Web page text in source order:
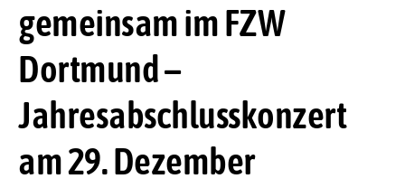
gemeinsam im FZW
Dortmund –
Jahresabschlusskonzert
am 29. Dezember